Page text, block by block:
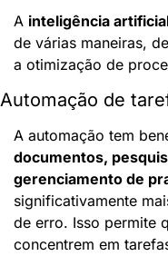
A inteligência
de várias maneiras,
a otimização de
Automação de
A automação tem
documentos,
gerenciamento de
significativamente
de erro. Isso permite
concentrem em